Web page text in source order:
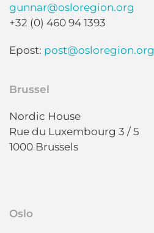
gunnar@osloregion.org
+32 (0) 460 94 1393
Epost: post@osloregion.org
Brussel
Nordic House
Rue du Luxembourg 3 / 5
1000 Brussels
Oslo